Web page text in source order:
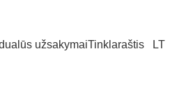
užsakymaiTinklaraštis LT